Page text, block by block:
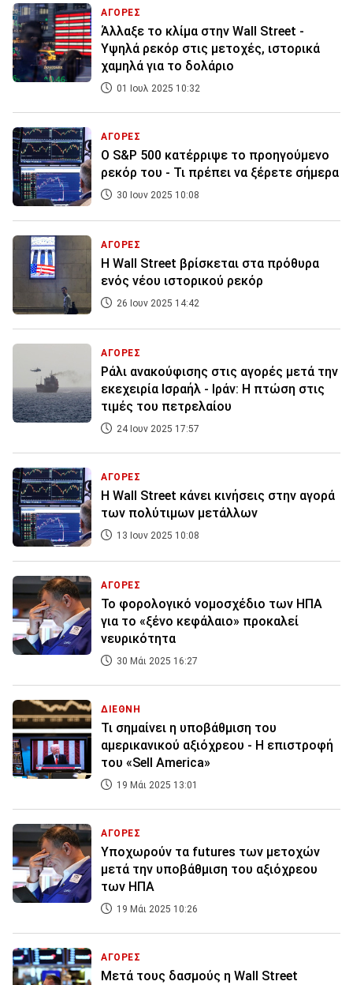
ΑΓΟΡΕΣ
Άλλαξε το κλίμα στην Wall Street -
Υψηλά ρεκόρ στις μετοχές, ιστορικά
χαμηλά για το δολάριο
01 Ιουλ 2025 10:32
ΑΓΟΡΕΣ
O S&P 500 κατέρριψε το προηγούμενο
ρεκόρ του - Τι πρέπει να ξέρετε σήμερα
30 Ιουν 2025 10:08
ΑΓΟΡΕΣ
Η Wall Street βρίσκεται στα πρόθυρα
ενός νέου ιστορικού ρεκόρ
26 Ιουν 2025 14:42
ΑΓΟΡΕΣ
Ράλι ανακούφισης στις αγορές μετά την
εκεχειρία Ισραήλ - Ιράν: Η πτώση στις
τιμές του πετρελαίου
24 Ιουν 2025 17:57
ΑΓΟΡΕΣ
Η Wall Street κάνει κινήσεις στην αγορά
των πολύτιμων μετάλλων
13 Ιουν 2025 10:08
ΑΓΟΡΕΣ
Το φορολογικό νομοσχέδιο των ΗΠΑ
για το «ξένο κεφάλαιο» προκαλεί
νευρικότητα
30 Μάι 2025 16:27
ΔΙΕΘΝΗ
Τι σημαίνει η υποβάθμιση του
αμερικανικού αξιόχρεου - Η επιστροφή
του «Sell America»
19 Μάι 2025 13:01
ΑΓΟΡΕΣ
Υποχωρούν τα futures των μετοχών
μετά την υποβάθμιση του αξιόχρεου
των ΗΠΑ
19 Μάι 2025 10:26
ΑΓΟΡΕΣ
Μετά τους δασμούς η Wall Street